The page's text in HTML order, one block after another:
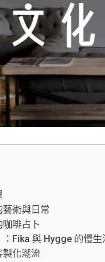
藝術與日常
咖啡占卜
Fika 與 Hygge 的慢生
製化潮流